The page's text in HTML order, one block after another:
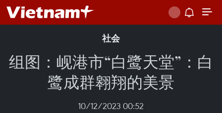
社会
组图：岘港市“白鹭天堂”：白
鹭成群翱翔的美景
10/12/2023 00:52